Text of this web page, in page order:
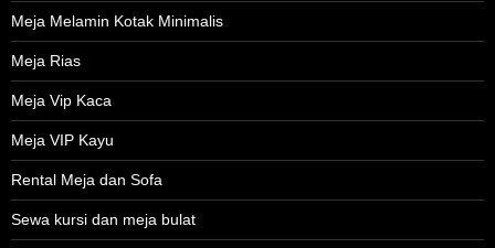
Meja Melamin Kotak Minimalis
Meja Rias
Meja Vip Kaca
Meja VIP Kayu
Rental Meja dan Sofa
Sewa kursi dan meja bulat